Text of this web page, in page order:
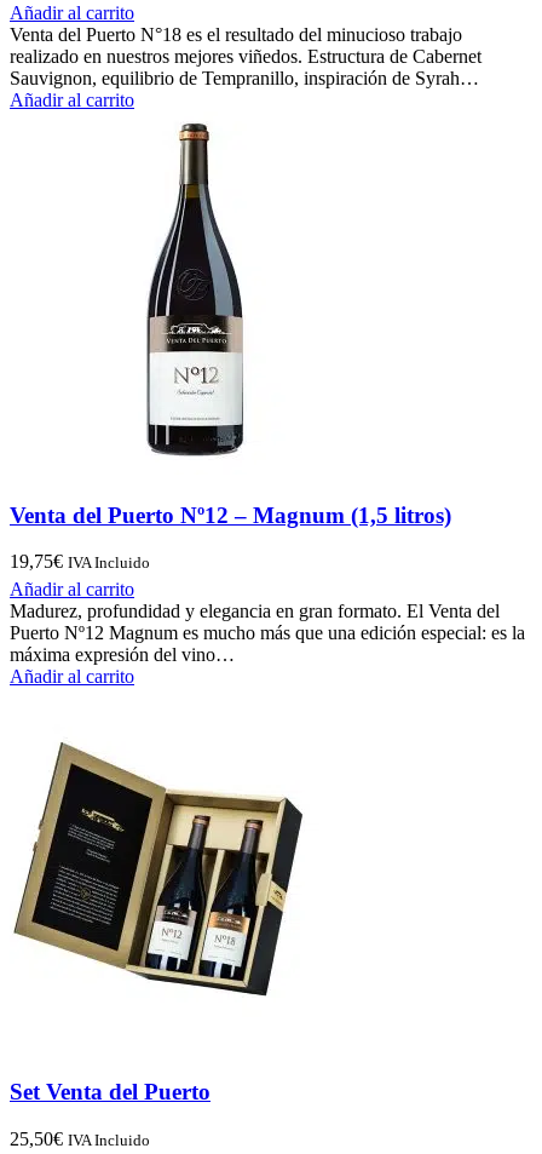
Añadir al carrito
Venta del Puerto N°18 es el resultado del minucioso trabajo
realizado en nuestros mejores viñedos. Estructura de Cabernet
Sauvignon, equilibrio de Tempranillo, inspiración de Syrah…
Añadir al carrito
Venta del Puerto Nº12 – Magnum (1,5 litros)
19,75€ IVA Incluido
Añadir al carrito
Madurez, profundidad y elegancia en gran formato. El Venta del
Puerto Nº12 Magnum es mucho más que una edición especial: es la
máxima expresión del vino…
Añadir al carrito
Set Venta del Puerto
25,50€ IVA Incluido